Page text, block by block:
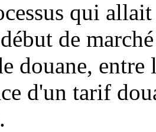
qui
de
douane,
d'un tarif